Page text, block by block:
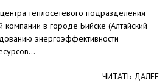
теплосетевого подразделения
в городе Бийске (Алтайский
энергоэффективности
ЧИТАТЬ ДАЛЕЕ